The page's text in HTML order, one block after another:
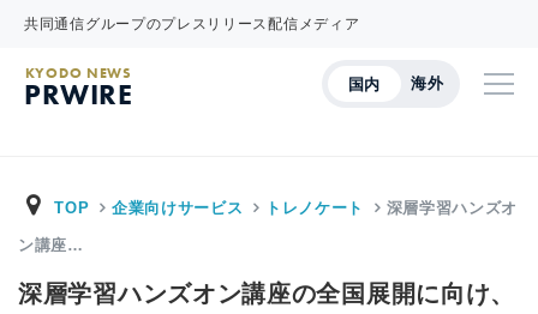
共同通信グループのプレスリリース配信メディア
国内 海外
KYODO NEWS
PRWIRE
TOP 企業向けサービス トレノケート 深層学習ハンズオ
ン講座…
深層学習ハンズオン講座の全国展開に向け、